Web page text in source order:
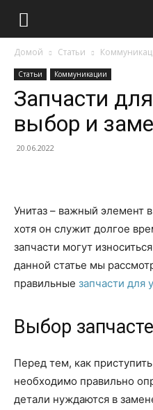
Домой Статьи
Статьи Коммуникации
Запчасти
выбор и
20.06.2022
Унитаз – важный элемент
хотя он служит долгое
запчасти могут
данной статье мы
правильные запчасти для
Выбор
Перед тем, как
необходимо правильно
детали нуждаются в